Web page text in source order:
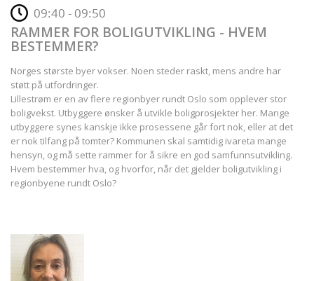
09:40 - 09:50
RAMMER FOR BOLIGUTVIKLING - HVEM
BESTEMMER?
Norges største byer vokser. Noen steder raskt, mens andre har
støtt på utfordringer.
Lillestrøm er en av flere regionbyer rundt Oslo som opplever stor
boligvekst. Utbyggere ønsker å utvikle boligprosjekter her. Mange
utbyggere synes kanskje ikke prosessene går fort nok, eller at det
er nok tilfang på tomter? Kommunen skal samtidig ivareta mange
hensyn, og må sette rammer for å sikre en god samfunnsutvikling.
Hvem bestemmer hva, og hvorfor, når det gjelder boligutvikling i
regionbyene rundt Oslo?